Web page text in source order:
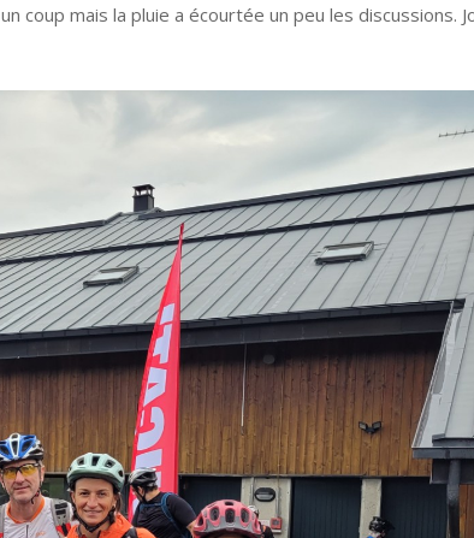
coup mais la pluie a écourtée un peu les discussions.